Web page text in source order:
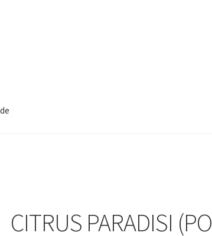
CITRUS PARADISI